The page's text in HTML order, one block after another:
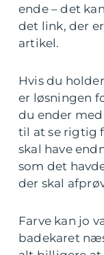
ende – det
det link, der
artikel.
Hvis du
er løsningen
du ender
til at se rigtig
skal have
som det
der skal
Farve kan jo
badekaret